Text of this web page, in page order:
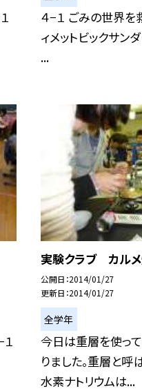
４−１ ごみの世界を
ィメットビックサン
...
実験クラブ カルメ
公開日 2014/01/27
更新日 2014/01/27
全学年
今日は重層を使っ
りました。重層と
水素ナトリウムは...